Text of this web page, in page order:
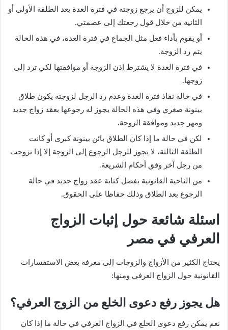
يمكن للزوج أن يرجع زوجته في فترة العدة بعد الطلقة الأولى أو
الثانية من خلال قول رجعتك إلى عصمتي.
أو يقوم بأداء فعل مثل الجماع في فترة العدة، في هذه الحالة
يتم رد الزوجة.
في فترة العدة لا يشترط إذن الزوجة أو موافقتها لكي ترد إلى
زوجها.
في حالة نفاذ فترة العدة وعدم رد الرجل لزوجته يكون طلاق
بينونة صغري وفي هذه الحالة يجوز له رجوعها بعقد زواج جديد
ومهر جديد وموافقة الزوجة.
لكن في حالة ما إذا كان الطلاق بائن بينونة كبرى أو كانت
الطلقة الثالثة، لا يجوز للرجل الرجوع إلى الزوجة إلا إذا تزوجت
من رجل آخر وفق أحكام الشريعة.
من الناحية القانونية يفضل كتابة عقد زواج جديد في حالة
الرجوع بعد الطلاق وذلك حفاظا على الحقوق.
اسئلة شائعة حول إثبات الزواج
العرفي في مصر
يحتاج الكثير من الأزواج والزوجات إلى معرفة بعض الاستفسارات
القانونية حول الزواج العرفي ومنها:
هل يجوز رفع دعوى الخلع من الزوج العرفي؟
نعم يمكن رفع دعوى الخلع في الزواج العرفي في حالة ما إذا كان